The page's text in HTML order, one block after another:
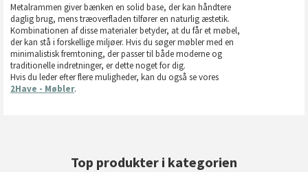
Metalrammen giver bænken en solid base, der kan håndtere
daglig brug, mens træoverfladen tilfører en naturlig æstetik.
Kombinationen af disse materialer betyder, at du får et møbel,
der kan stå i forskellige miljøer. Hvis du søger møbler med en
minimalistisk fremtoning, der passer til både moderne og
traditionelle indretninger, er dette noget for dig.
Hvis du leder efter flere muligheder, kan du også se vores
2Have - Møbler.
Top produkter i kategorien